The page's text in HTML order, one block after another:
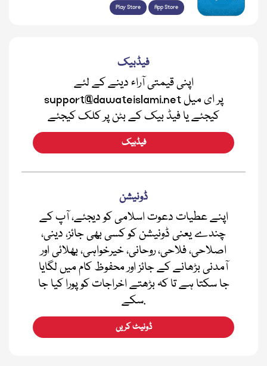
Play Store App Store
فیڈبیک
اپنی قیمتی آراء دینے کے لئے
support@dawateislami.net پر ای میل
کیجئے یا فیڈ بیک کے بٹن پر کلک کیجئے
فیڈبیک
ڈونیشن
اپنے عطیات دعوت اسلامی کو دیجئے، آپ کے
چندے یعنی ڈونیشن کو کسی بھی جائز، دینی،
اصلاحی، فلاحی، روحانی، خیرخواہی، بھلائی اور
آمدنی بڑھانے کے جائز اور محفوظ کام میں لگایا
جا سکتا ہے تا کہ بڑھتے اخراجات کو پورا کیا جا
سکے.
ڈونیٹ کریں